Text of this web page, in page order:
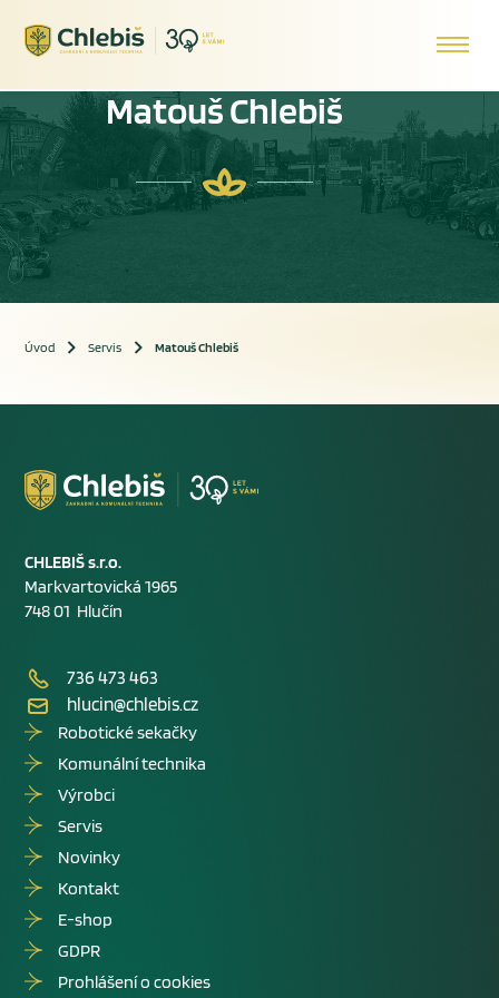
Matouš Chlebiš
Úvod Servis Matouš Chlebiš
CHLEBIŠ s.r.o.
Markvartovická 1965
748 01 Hlučín
736 473 463
hlucin@chlebis.cz
Robotické sekačky
Komunální technika
Výrobci
Servis
Novinky
Kontakt
E-shop
GDPR
Prohlášení o cookies